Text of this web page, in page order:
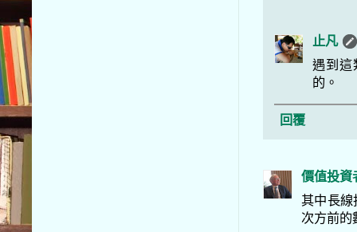
止凡
遇到這
的。
回覆
價值投資
其中長
次方前的